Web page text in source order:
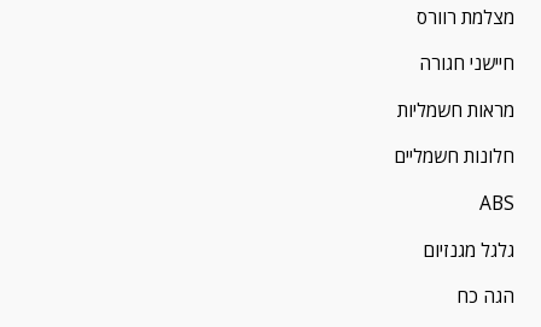
מצלמת רוורס
חיישני חגורה
מראות חשמליות
חלונות חשמליים
ABS
גלגל מגנזיום
הגה כח